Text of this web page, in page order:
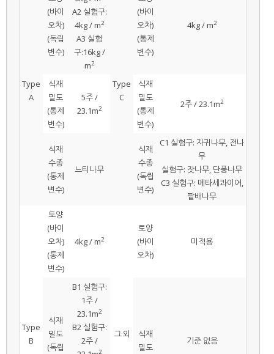
Type
A
(바이
오차)
(독립
변수)
A2 실험구:
4kg / m2
A3 실험
구:16kg /
m2
Type
C
(바이
오차)
(통제
변수)
4kg / m2
식재
밀도
(통제
변수)
5주 /
23.1m2
식재
밀도
(통제
변수)
2주 / 23.1m2
식재
수종
(통제
변수)
느티나무
식재
수종
(독립
변수)
C1 실험구: 자귀나무, 전나
무
실험구: 잣나무, 단풍나무
C3 실험구: 메타세콰이어,
팥배나무
Type
B
토양
(바이
오차)
(통제
변수)
4kg / m2
그 외
토양
(바이
오차)
미적용
식재
밀도
(독립
B1 실험구:
1주 /
23.1m2
B2 실험구:
2주 /
2
식재
밀도
기준 없음